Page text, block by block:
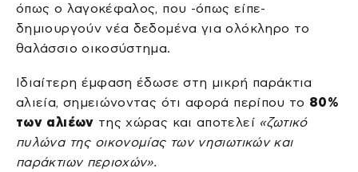
όπως ο λαγοκέφαλος, που -όπως είπε-
δημιουργούν νέα δεδομένα για ολόκληρο το
θαλάσσιο οικοσύστημα.
Ιδιαίτερη έμφαση έδωσε στη μικρή παράκτια
αλιεία, σημειώνοντας ότι αφορά περίπου το 80%
των αλιέων της χώρας και αποτελεί «ζωτικό
πυλώνα της οικονομίας των νησιωτικών και
παράκτιων περιοχών».